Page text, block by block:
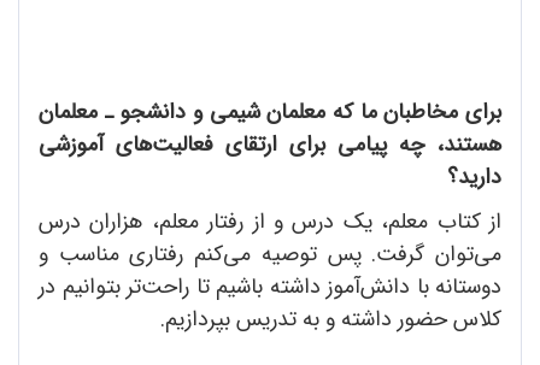
برای مخاطبان ما که معلمان شیمی و دانشجو ـ معلمان
هستند، چه پیامی برای ارتقای فعالیت‌های آموزشی
دارید؟
از کتاب معلم، یک درس و از رفتار معلم، هزاران درس
می‌توان گرفت. پس توصیه می‌کنم رفتاری مناسب و
دوستانه با دانش‌آموز داشته باشیم تا راحت‌تر بتوانیم در
کلاس حضور داشته و به تدریس بپردازیم.